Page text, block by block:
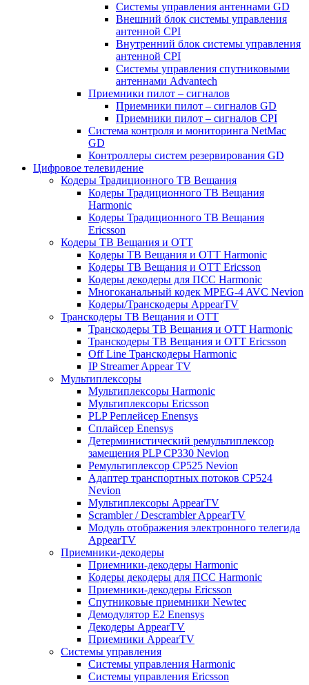
Системы управления антеннами GD
Внешний блок системы управления
антенной CPI
Внутренний блок системы управления
антенной CPI
Системы управления спутниковыми
антеннами Advantech
Приемники пилот – сигналов
Приемники пилот – сигналов GD
Приемники пилот – сигналов CPI
Система контроля и мониторинга NetMac
GD
Контроллеры систем резервирования GD
Цифровое телевидение
Кодеры Традиционного ТВ Вещания
Кодеры Традиционного ТВ Вещания
Harmonic
Кодеры Традиционного ТВ Вещания
Ericsson
Кодеры ТВ Вещания и ОТТ
Кодеры ТВ Вещания и ОТТ Harmonic
Кодеры ТВ Вещания и ОТТ Ericsson
Кодеры декодеры для ПСС Harmonic
Многоканальный кодек MPEG-4 AVC Nevion
Кодеры/Транскодеры AppearTV
Транскодеры ТВ Вещания и ОТТ
Транскодеры ТВ Вещания и ОТТ Harmonic
Транскодеры ТВ Вещания и ОТТ Ericsson
Off Line Транскодеры Harmonic
IP Streamer Appear TV
Мультиплексоры
Мультиплексоры Harmonic
Мультиплексоры Ericsson
PLP Реплейсер Enensys
Сплайсер Enensys
Детерминистический ремультиплексор
замещения PLP CP330 Nevion
Ремультиплексор CP525 Nevion
Адаптер транспортных потоков CP524
Nevion
Мультиплексоры AppearTV
Scrambler / Descrambler AppearTV
Модуль отображения электронного телегида
AppearTV
Приемники-декодеры
Приемники-декодеры Harmonic
Кодеры декодеры для ПСС Harmonic
Приемники-декодеры Ericsson
Спутниковые приемники Newtec
Демодулятор Е2 Enensys
Декодеры AppearTV
Приемники AppearTV
Системы управления
Cистемы управления Harmonic
Cистемы управления Ericsson